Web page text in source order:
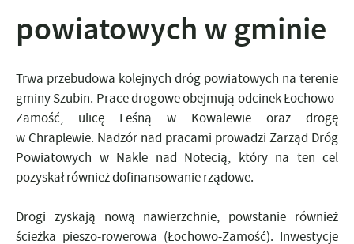
powiatowych w gminie
Trwa przebudowa kolejnych dróg powiatowych na terenie
gminy Szubin. Prace drogowe obejmują odcinek Łochowo-
Zamość, ulicę Leśną w Kowalewie oraz drogę
w Chraplewie. Nadzór nad pracami prowadzi Zarząd Dróg
Powiatowych w Nakle nad Notecią, który na ten cel
pozyskał również dofinansowanie rządowe.
Drogi zyskają nową nawierzchnie, powstanie również
ścieżka pieszo-rowerowa (Łochowo-Zamość). Inwestycje